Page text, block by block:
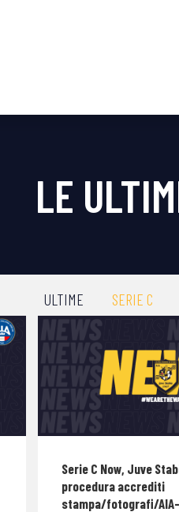
LE
ULTIME SERIE C
Serie C Now, Juve
procedura accrediti
stampa/fotografi/AIA-